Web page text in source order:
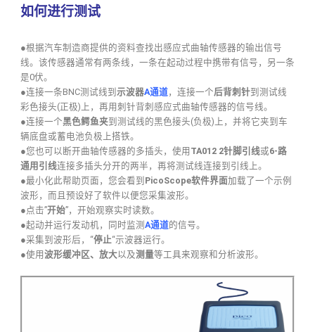
如何进行测试
●根据汽车制造商提供的资料查找出感应式曲轴传感器的输出信号
线。该传感器通常有两条线，一条在起动过程中携带有信号，另一条
是0伏。
●连接一条BNC测试线到 示波器A通道，连接一个后背刺针到测试线
彩色接头(正极)上，再用刺针背刺感应式曲轴传感器的信号线。
●连接一个黑色鳄鱼夹到测试线的黑色接头(负极)上，并将它夹到车
辆底盘或蓄电池负极上搭铁。
●您也可以断开曲轴传感器的多插头，使用 TA012 2针脚引线或6-路
通用引线连接多插头分开的两半，再将测试线连接到引线上。
●最小化此帮助页面，您会看到 PicoScope软件界面加载了一个示例
波形，而且预设好了软件以便您采集波形。
●点击”开始”，开始观察实时读数。
●起动并运行发动机，同时监测 A通道的信号。
●采集到波形后，“停止“示波器运行。
●使用波形缓冲区、放大以及测量等工具来观察和分析波形。